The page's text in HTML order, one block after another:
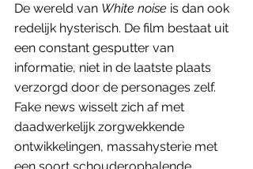
De wereld van White noise is dan ook
redelijk hysterisch. De film bestaat uit
een constant gesputter van
informatie, niet in de laatste plaats
verzorgd door de personages zelf.
Fake news wisselt zich af met
daadwerkelijk zorgwekkende
ontwikkelingen, massahysterie met